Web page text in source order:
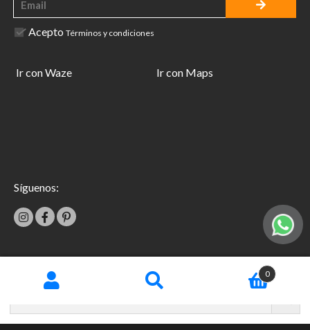
0
Acepto Términos y condiciones
Ir con Waze Ir con Maps
Síguenos:
Términos y condiciones